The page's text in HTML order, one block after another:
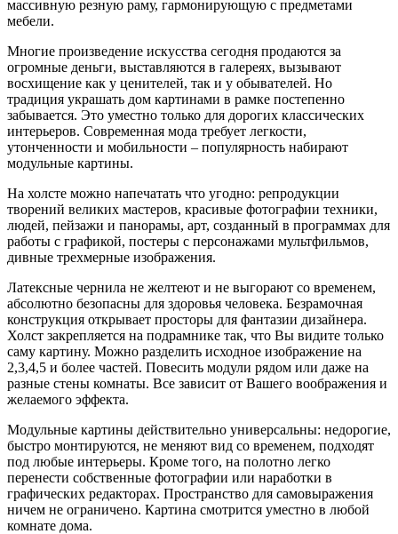
массивную резную раму, гармонирующую с предметами
мебели.
Многие произведение искусства сегодня продаются за
огромные деньги, выставляются в галереях, вызывают
восхищение как у ценителей, так и у обывателей. Но
традиция украшать дом картинами в рамке постепенно
забывается. Это уместно только для дорогих классических
интерьеров. Современная мода требует легкости,
утонченности и мобильности – популярность набирают
модульные картины.
На холсте можно напечатать что угодно: репродукции
творений великих мастеров, красивые фотографии техники,
людей, пейзажи и панорамы, арт, созданный в программах для
работы с графикой, постеры с персонажами мультфильмов,
дивные трехмерные изображения.
Латексные чернила не желтеют и не выгорают со временем,
абсолютно безопасны для здоровья человека. Безрамочная
конструкция открывает просторы для фантазии дизайнера.
Холст закрепляется на подрамнике так, что Вы видите только
саму картину. Можно разделить исходное изображение на
2,3,4,5 и более частей. Повесить модули рядом или даже на
разные стены комнаты. Все зависит от Вашего воображения и
желаемого эффекта.
Модульные картины действительно универсальны: недорогие,
быстро монтируются, не меняют вид со временем, подходят
под любые интерьеры. Кроме того, на полотно легко
перенести собственные фотографии или наработки в
графических редакторах. Пространство для самовыражения
ничем не ограничено. Картина смотрится уместно в любой
комнате дома.